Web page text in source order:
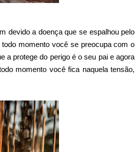
devido a doença que se espalhou pelo
momento você se preocupa com o
a protege do perigo é o seu pai e agora
momento você fica naquela tensão,